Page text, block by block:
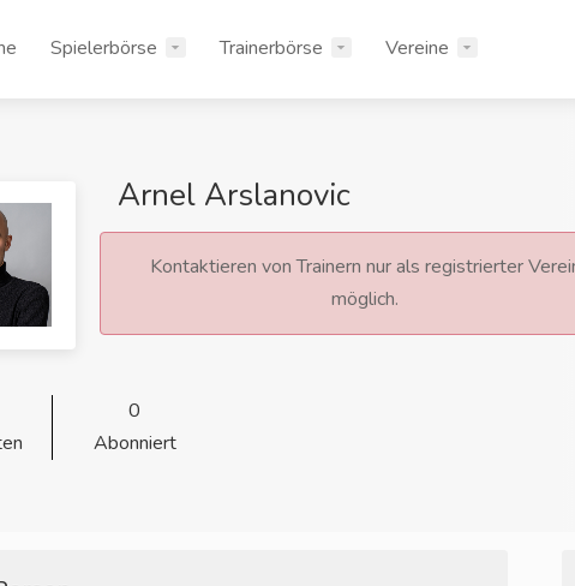
Spielerbörse Trainerbörse Vereine
Arnel Arslanovic
Kontaktieren von Trainern nur als registrierter
möglich.
0
Abonniert